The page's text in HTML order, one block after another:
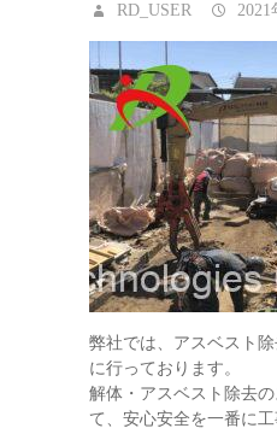
RD_USER 2021
弊社では、アスベスト
に行っております。
解体・アスベスト除去
て、安心安全を一番に工